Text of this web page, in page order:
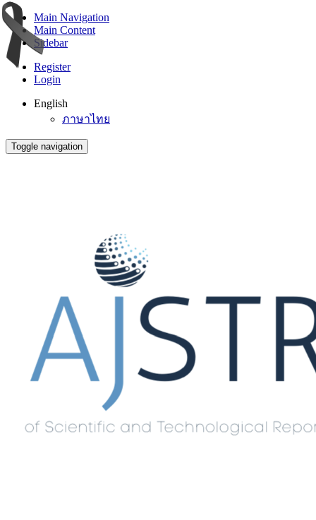
Main Navigation
Main Content
Sidebar
Register
Login
English
ภาษาไทย
Toggle navigation